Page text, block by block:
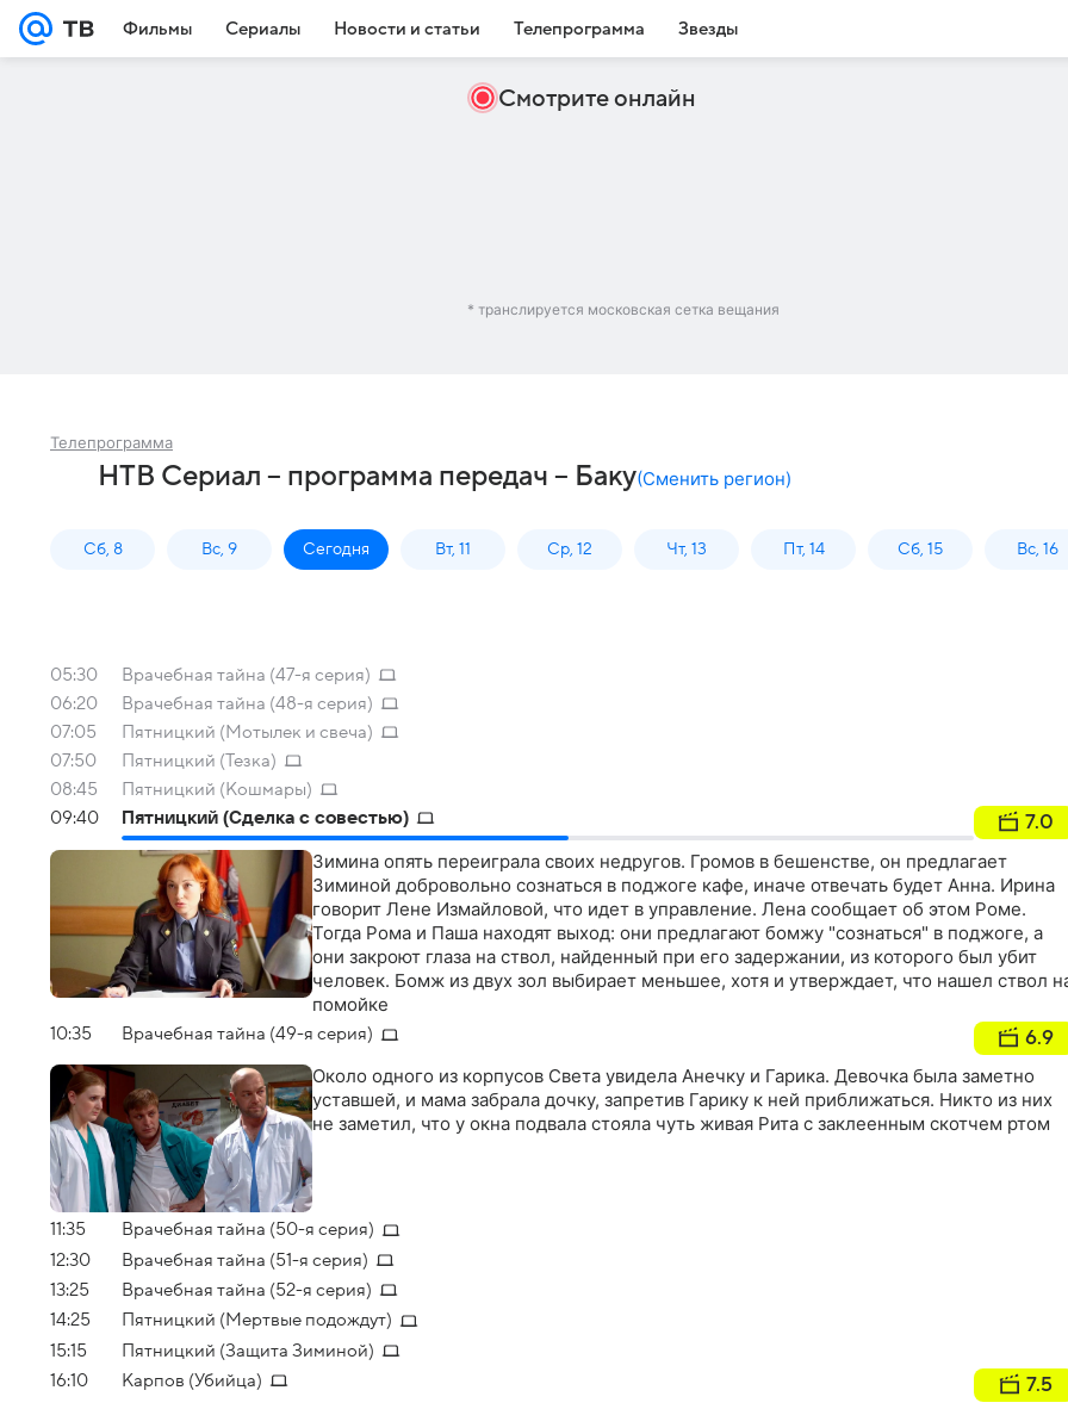
Фильмы Сериалы Новости и статьи Телепрограмма Звезды
Смотрите онлайн
* транслируется московская сетка вещания
Телепрограмма
НТВ Сериал – программа передач – Баку(Сменить регион)
Сб, 8 Вс, 9 Сегодня Вт, 11 Ср, 12 Чт, 13 Пт, 14 Сб, 15 Вс, 16
05:30
Врачебная тайна (47-я серия)
06:20
Врачебная тайна (48-я серия)
07:05
Пятницкий (Мотылек и свеча)
07:50
Пятницкий (Тезка)
08:45
Пятницкий (Кошмары)
09:40
Пятницкий (Сделка с совестью) 7.0
Зимина опять переиграла своих недругов. Громов в бешенстве, он предлагает
Зиминой добровольно сознаться в поджоге кафе, иначе отвечать будет Анна. Ирина
говорит Лене Измайловой, что идет в управление. Лена сообщает об этом Роме.
Тогда Рома и Паша находят выход: они предлагают бомжу "сознаться" в поджоге, а
они закроют глаза на ствол, найденный при его задержании, из которого был убит
человек. Бомж из двух зол выбирает меньшее, хотя и утверждает, что нашел ствол
помойке
10:35 Врачебная тайна (49-я серия) 6.9
Около одного из корпусов Света увидела Анечку и Гарика. Девочка была заметно
уставшей, и мама забрала дочку, запретив Гарику к ней приближаться. Никто из них
не заметил, что у окна подвала стояла чуть живая Рита с заклеенным скотчем ртом
11:35
Врачебная тайна (50-я серия)
12:30
Врачебная тайна (51-я серия)
13:25
Врачебная тайна (52-я серия)
14:25
Пятницкий (Мертвые подождут)
15:15
Пятницкий (Защита Зиминой)
16:10
Карпов (Убийца) 7.5